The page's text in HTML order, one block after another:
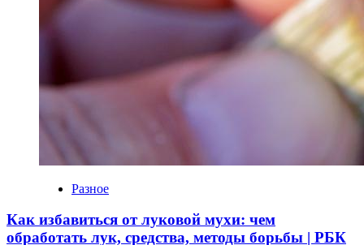
Разное
Как избавиться от луковой мухи: чем
обработать лук, средства, методы борьбы | РБК